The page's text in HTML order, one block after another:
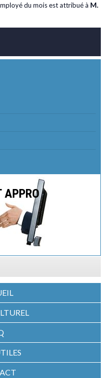
du mois est attribué à M.
APPRO